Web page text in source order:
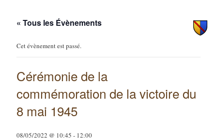
« Tous les Évènements
Cet évènement est passé.
Cérémonie de la
commémoration de la victoire du
8 mai 1945
08/05/2022 @ 10:45 - 12:00